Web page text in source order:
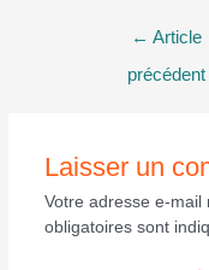
← Article
précédent
Laisser un
Votre adresse e-mail
obligatoires sont